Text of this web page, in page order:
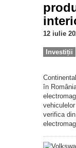
12 iulie
Investiții
în
verifica